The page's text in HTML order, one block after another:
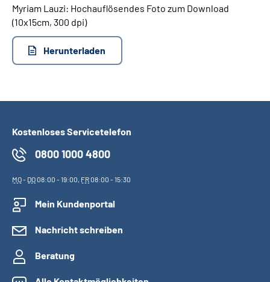
Language
Inhalte in Gebärdensprache (DGS)
Mein Kundenportal
Myriam Lauzi: Hochauflösendes Foto zum Download
(10x15cm, 300 dpi)
Herunterladen
Kostenloses Servicetelefon
0800 1000 4800
MO- DO08:00 - 19:00, FR08:00 - 15:30
Mein Kundenportal
Nachricht schreiben
Beratung